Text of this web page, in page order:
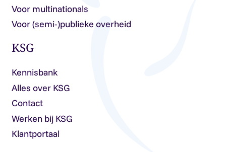
Voor multinationals
Voor (semi-)publieke overheid
KSG
Kennisbank
Alles over KSG
Contact
Werken bij KSG
Klantportaal